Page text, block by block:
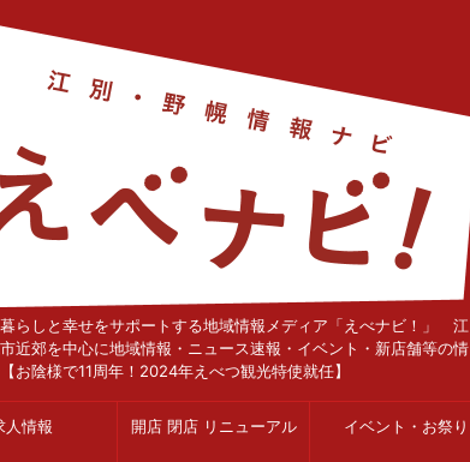
らしと幸せをサポートする地域情報メディア「えべナビ！」 江
近郊を中心に地域情報・ニュース速報・イベント・新店舗等の情
お陰様で11周年！2024年えべつ観光特使就任】
人情報 開店 閉店 リニューアル イベント・お祭り